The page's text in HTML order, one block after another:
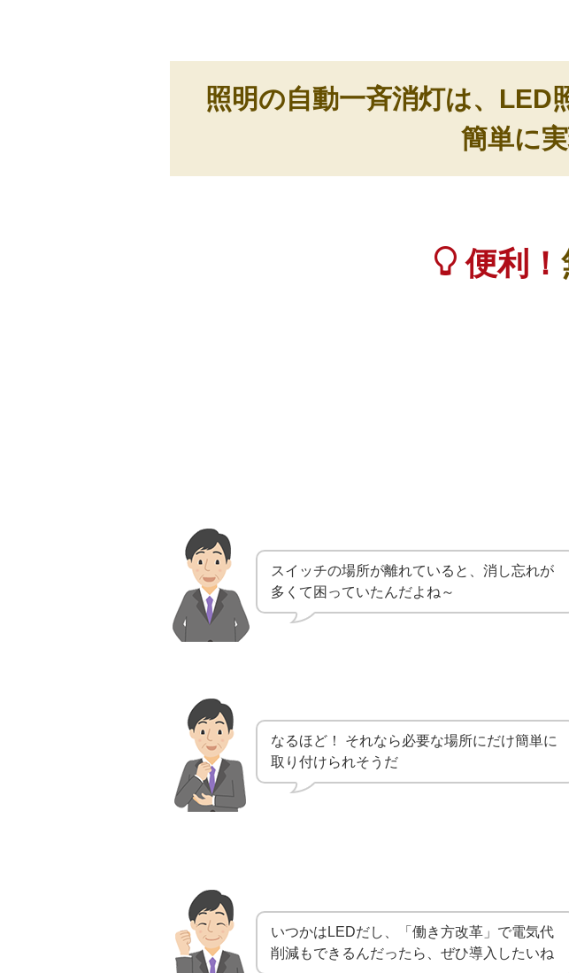
照明の自動一斉消灯は、LED
簡単に
便利！
スイッチの場所が離れていると、消し忘れが
多くて困っていたんだよね～
なるほど！ それなら必要な場所にだけ簡単に
取り付けられそうだ
いつかはLEDだし、「働き方改革」で電気代
削減もできるんだったら、ぜひ導入したいね